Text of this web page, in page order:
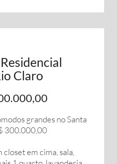
Claro
grandes no Santa
300.000,00
em cima, sala,